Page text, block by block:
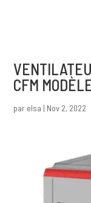
CFM
par elsa | Nov 2, 2022